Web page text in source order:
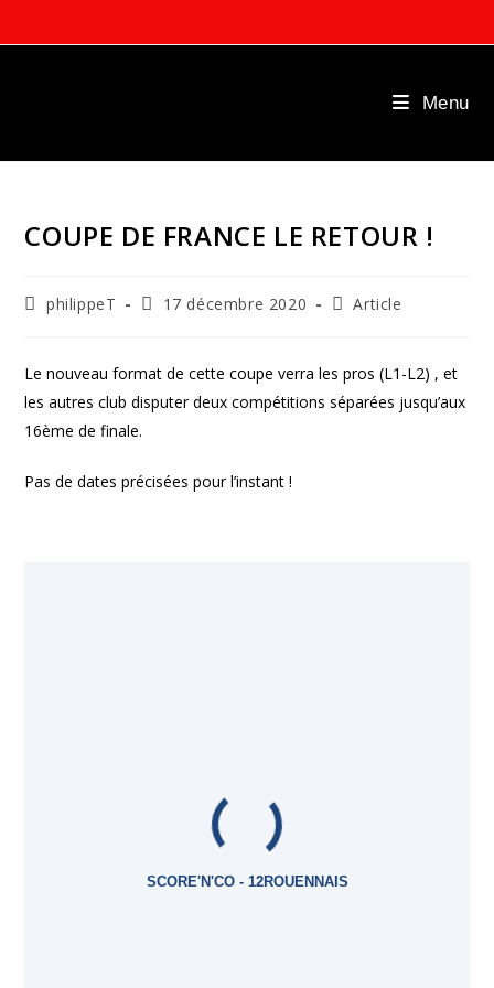
to
Menu
COUPE DE FRANCE LE RETOUR !
Auteur/autrice
publication :
philippeT
Publication
17 décembre 2020
PostArticle
Le nouveau format de cette coupe verra les pros (L1-L2) , et
les autres club disputer deux compétitions séparées jusqu’aux
16ème de finale.
Pas de dates précisées pour l’instant !
SCORE'N'CO - 12ROUENNAIS